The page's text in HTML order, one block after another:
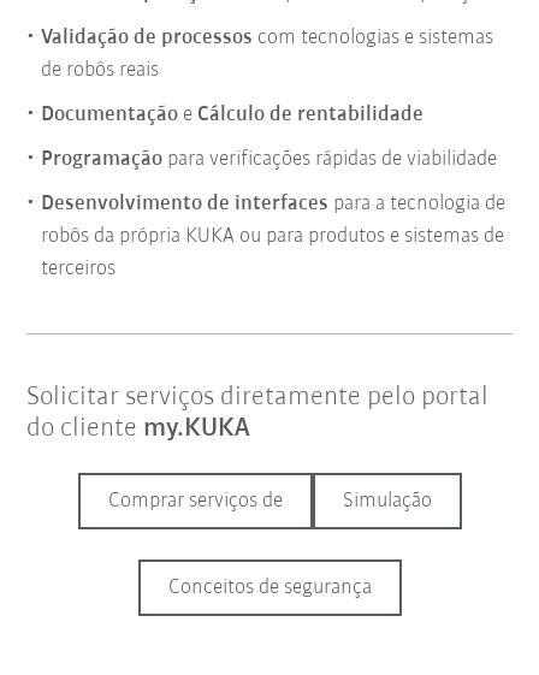
Validação de processos com tecnologias e sistemas
de robôs reais
Documentação e Cálculo de rentabilidade
Programação para verificações rápidas de viabilidade
Desenvolvimento de interfaces para a tecnologia de
robôs da própria KUKA ou para produtos e sistemas de
terceiros
Solicitar serviços diretamente pelo portal
do cliente my.KUKA
Comprar serviços de Simulação
Conceitos de segurança